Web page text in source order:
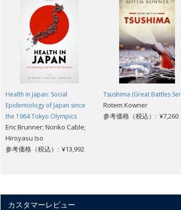
Health in Japan: Social
Epidemiology of Japan since
the 1964 Tokyo Olympics
Eric Brunner; Noriko Cable;
Hiroyasu Iso
参考価格（税込）: ¥13,992
Tsushima (Great Battles
Rotem Kowner
参考価格（税込）: ¥7,260
カスタマーレビュー